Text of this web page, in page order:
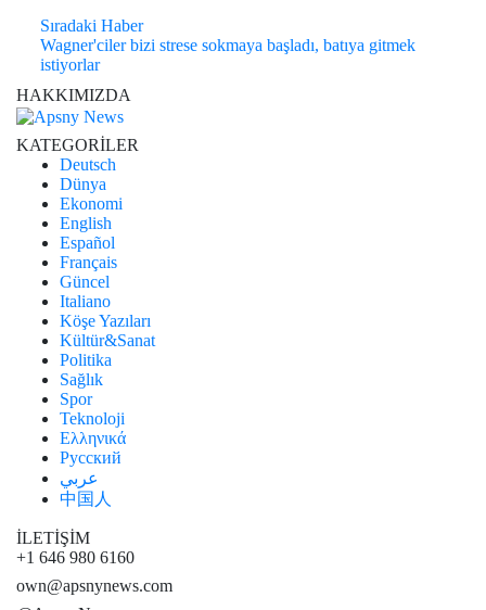
Sıradaki Haber
Wagner'ciler bizi strese sokmaya başladı, batıya gitmek
istiyorlar
HAKKIMIZDA
KATEGORİLER
Deutsch
Dünya
Ekonomi
English
Español
Français
Güncel
Italiano
Köşe Yazıları
Kültür&Sanat
Politika
Sağlık
Spor
Teknoloji
Ελληνικά
Русский
عربي
中国人
İLETİŞİM
+1 646 980 6160
own@apsnynews.com